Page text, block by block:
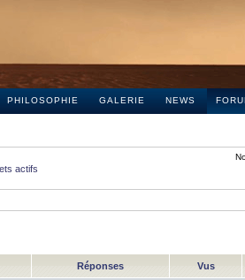
PHILOSOPHIE GALERIE NEWS
actifs
Réponses Vus